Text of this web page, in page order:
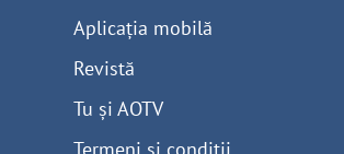
Aplicația mobilă
Revistă
Tu și AOTV